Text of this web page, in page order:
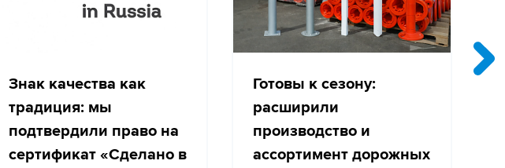
Знак качества как
традиция: мы
подтвердили право на
сертификат «Сделано в
Готовы к сезону:
расширили
производство и
ассортимент дорожных